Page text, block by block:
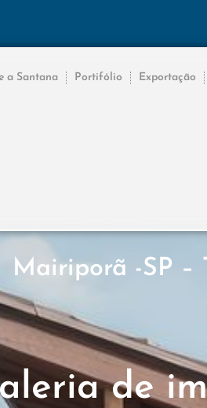
a Santana Portifólio Exportação
Mairiporã -SP –
de